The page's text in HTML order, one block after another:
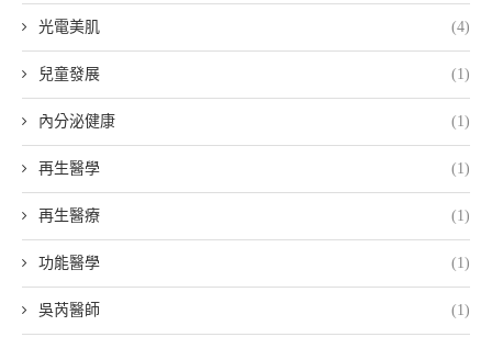
光電美肌 (4)
兒童發展 (1)
內分泌健康 (1)
再生醫學 (1)
再生醫療 (1)
功能醫學 (1)
吳芮醫師 (1)